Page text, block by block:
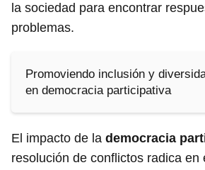
la sociedad para encontrar
problemas.
Promoviendo inclusión y
en democracia participativa
El impacto de la democracia
resolución de conflictos radica en